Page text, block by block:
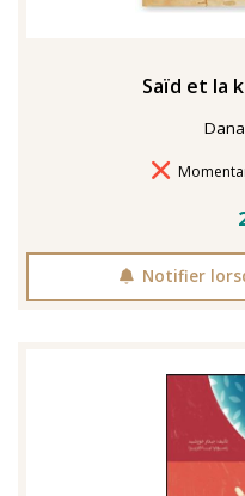
Saïd et la
Délais
Notifier